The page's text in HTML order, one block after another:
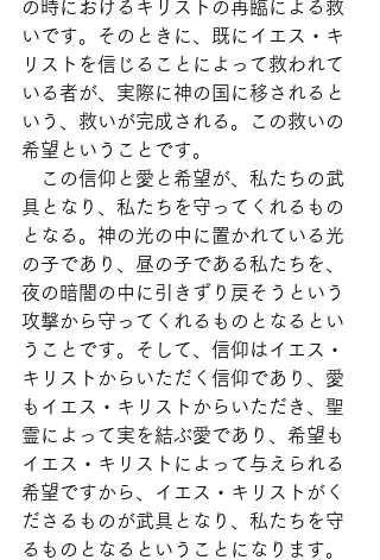
の時におけるキリストの再臨による救
いです。そのときに、既にイエス・キ
リストを信じることによって救われて
いる者が、実際に神の国に移されると
いう、救いが完成される。この救いの
希望ということです。
この信仰と愛と希望が、私たちの武
具となり、私たちを守ってくれるもの
となる。神の光の中に置かれている光
の子であり、昼の子である私たちを、
夜の暗闇の中に引きずり戻そうという
攻撃から守ってくれるものとなるとい
うことです。そして、信仰はイエス・
キリストからいただく信仰であり、愛
もイエス・キリストからいただき、聖
霊によって実を結ぶ愛であり、希望も
イエス・キリストによって与えられる
希望ですから、イエス・キリストがく
ださるものが武具となり、私たちを守
るものとなるということになります。